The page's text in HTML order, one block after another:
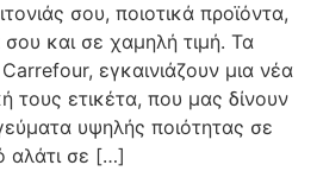
σου, ποιοτικά προϊόντα,
και σε χαμηλή τιμή. Τα
εγκαινιάζουν μια νέα
τους ετικέτα, που μας δίνουν
υψηλής ποιότητας σε
αλάτι σε […]